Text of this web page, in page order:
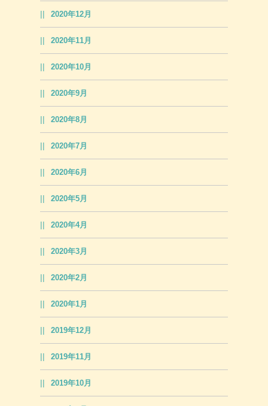
2020年12月
2020年11月
2020年10月
2020年9月
2020年8月
2020年7月
2020年6月
2020年5月
2020年4月
2020年3月
2020年2月
2020年1月
2019年12月
2019年11月
2019年10月